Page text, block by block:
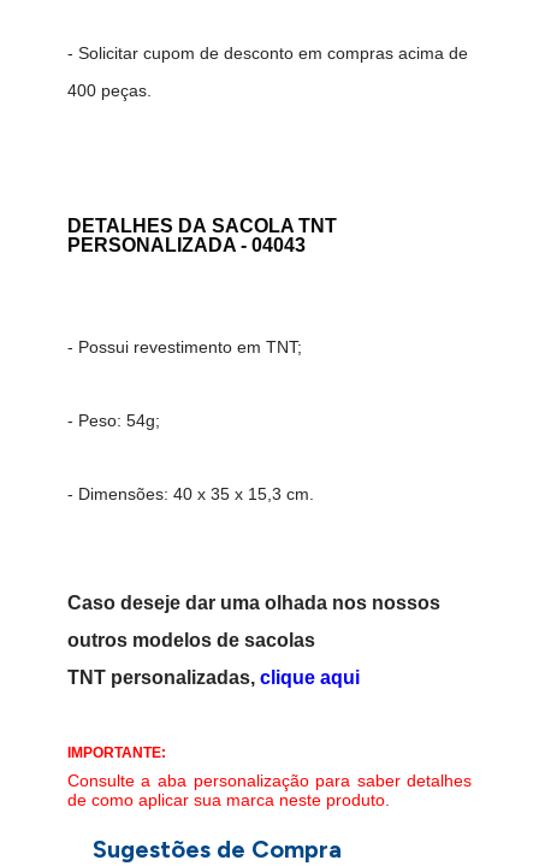
- Solicitar cupom de desconto em compras acima de
400 peças.
DETALHES DA SACOLA TNT
PERSONALIZADA - 04043
- Possui revestimento em TNT;
- Peso: 54g;
- Dimensões: 40 x 35 x 15,3 cm.
Caso deseje dar uma olhada nos nossos
outros modelos de sacolas
TNT personalizadas, clique aqui
IMPORTANTE:
Consulte a aba personalização para saber detalhes
de como aplicar sua marca neste produto.
Sugestões de Compra